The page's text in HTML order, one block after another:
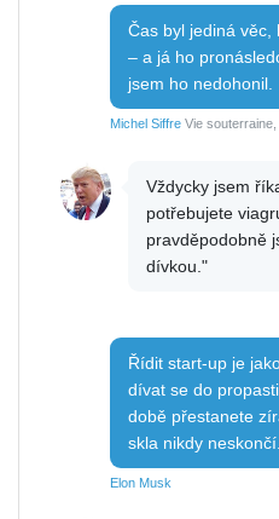
Čas byl jediná věc,
– a já ho
jsem ho nedohonil.
Michel Siffre Vie
Vždycky jsem
potřebujete
pravděpodobně
dívkou."
Řídit start-up je
dívat se do
době přestanete
skla nikdy neskončí.
Elon Musk